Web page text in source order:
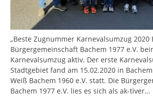
„Beste Zugnummer Karnevalsumzug 2020
Bürgergemeinschaft Bachem 1977 e.V.
Karnevalsumzug aktiv. Der erste
Stadtgebiet fand am 15.02.2020 in
Weiß Bachem 1960 e.V. statt. Die
Bachem 1977 e.V. lies es sich als ak-tiver…